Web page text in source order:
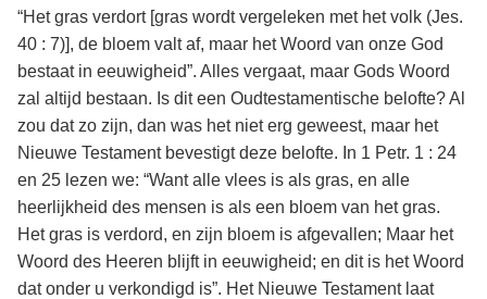
“Het gras verdort [gras wordt vergeleken met het volk (Jes.
40 : 7)], de bloem valt af, maar het Woord van onze God
bestaat in eeuwigheid”. Alles vergaat, maar Gods Woord
zal altijd bestaan. Is dit een Oudtestamentische belofte? Al
zou dat zo zijn, dan was het niet erg geweest, maar het
Nieuwe Testament bevestigt deze belofte. In 1 Petr. 1 : 24
en 25 lezen we: “Want alle vlees is als gras, en alle
heerlijkheid des mensen is als een bloem van het gras.
Het gras is verdord, en zijn bloem is afgevallen; Maar het
Woord des Heeren blijft in eeuwigheid; en dit is het Woord
dat onder u verkondigd is”. Het Nieuwe Testament laat